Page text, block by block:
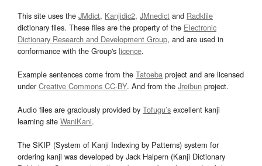
This site uses the JMdict, Kanjidic2, JMnedict and Radkfile
dictionary files. These files are the property of the Electronic
Dictionary Research and Development Group, and are used in
conformance with the Group's licence.
Example sentences come from the Tatoeba project and are licensed
underCreative Commons CC-BY. And from the Jreibun project.
Audio files are graciously provided by Tofugu’s excellent kanji
learning site WaniKani.
The SKIP (System of Kanji Indexing by Patterns) system for
ordering kanji was developed by Jack Halpern (Kanji Dictionary